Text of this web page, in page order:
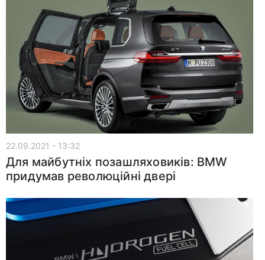
22.09.2021 - 13:32
Для майбутніх позашляховиків: BMW
придумав революційні двері